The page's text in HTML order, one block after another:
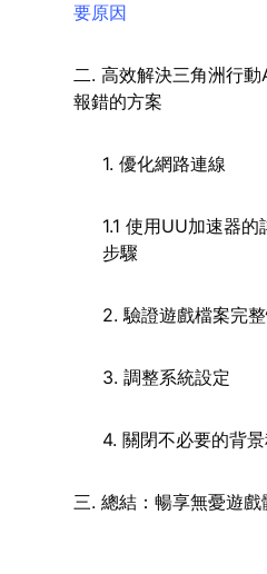
要原因
二. 高效解決三角洲行動
報錯的方案
1. 優化網路連線
1.1 使用UU加速器的
步驟
2. 驗證遊戲檔案完
3. 調整系統設定
4. 關閉不必要的背
三. 總結：暢享無憂遊戲